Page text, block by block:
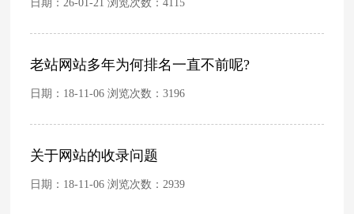
日期：26-01-21 浏览次数：4115
老站网站多年为何排名一直不前呢?
日期：18-11-06 浏览次数：3196
关于网站的收录问题
日期：18-11-06 浏览次数： 2939